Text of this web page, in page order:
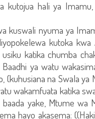
kutojua hali ya
kuswali nyuma ya
kutoka
usiku katika chumba
Baadhi ya watu
(kuhusiana na Swala
wakamfuata katika
yake, Mtume wa
hayo akasema: